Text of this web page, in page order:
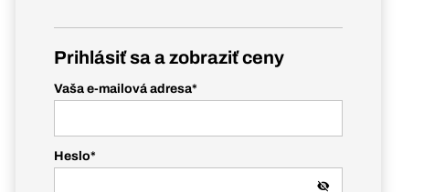
Prihlásiť sa a zobraziť ceny
Vaša e-mailová adresa*
Heslo*